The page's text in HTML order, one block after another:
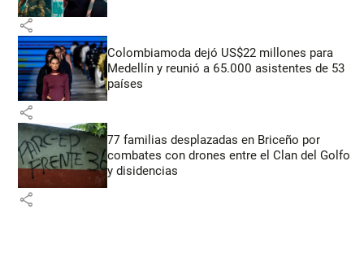
share
Colombiamoda dejó US$22 millones para
Medellín y reunió a 65.000 asistentes de 53
países
share
77 familias desplazadas en Briceño por
combates con drones entre el Clan del Golfo
y disidencias
share